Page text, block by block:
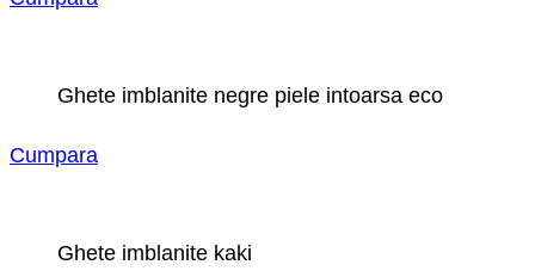
Ghete imblanite negre piele intoarsa eco
Cumpara
Ghete imblanite kaki